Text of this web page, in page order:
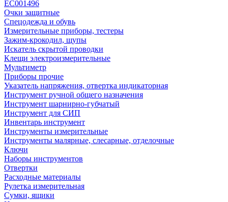
EC001496
Очки защитные
Спецодежда и обувь
Измерительные приборы, тестеры
Зажим-крокодил, щупы
Искатель скрытой проводки
Клещи электроизмерительные
Мультиметр
Приборы прочие
Указатель напряжения, отвертка индикаторная
Инструмент ручной общего назначения
Инструмент шарнирно-губчатый
Инструмент для СИП
Инвентарь инструмент
Инструменты измерительные
Инструменты малярные, слесарные, отделочные
Ключи
Наборы инструментов
Отвертки
Расходные материалы
Рулетка измерительная
Сумки, ящики